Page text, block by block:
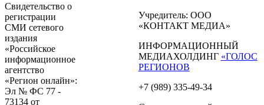
Свидетельство о
регистрации
СМИ сетевого
издания
«Российское
информационное
агентство
«Регион онлайн»:
Эл № ФС 77 -
73134 от
Учредитель: ООО
«КОНТАКТ МЕДИА»
ИНФОРМАЦИОННЫЙ
МЕДИАХОЛДИНГ «ГОЛОС
РЕГИОНОВ
+7 (989) 335-49-34